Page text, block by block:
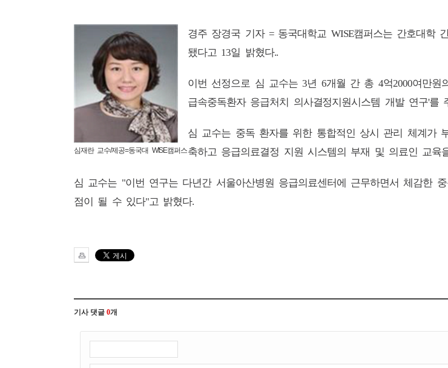
심재란 교수/제공=동국대 WISE캠퍼스
경주 장경국 기자 = 동국대학교 WISE캠퍼스는 간호대학
됐다고 13일 밝혔다..
이번 선정으로 심 교수는3년 6개월 간 총 4억2000여만원
급속중독환자 응급처치 의사결정지원시스템 개발 연구'를
심 교수는 중독 환자를 위한 통합적인 상시 관리 체계가
축하고 응급의료결정 지원 시스템의 부재 및 의료인 교육
심 교수는 "이번 연구는 다년간 서울아산병원 응급의료센터에 근무하면서 체감한
점이 될 수 있다"고 밝혔다.
기사 댓글 0개